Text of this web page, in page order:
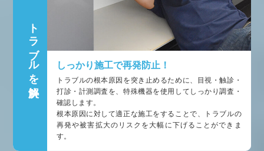
トラブルを解決 しっかり施工で再発防止！
トラブルの根本原因を突き止めるために、目視・触診・
打診・計測調査を、特殊機器を使用してしっかり調査・
確認します。
根本原因に対して適正な施工をすることで、トラブルの
再発や被害拡大のリスクを大幅に下げることができま
す。